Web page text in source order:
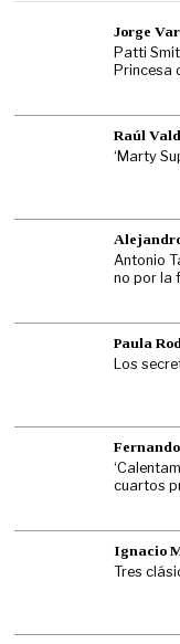
Jorge
Patti
Princesa
Raúl
‘Marty
Antonio
no por la
Paula
Los
cuartos
Ignacio
Tres